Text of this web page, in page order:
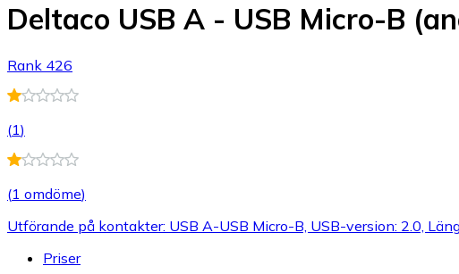
Deltaco USB A - USB Micro-B
Rank 426
(1)
(1 omdöme)
Utförande på kontakter: USB A-USB Micro-B, USB-version: 2.0,
Priser